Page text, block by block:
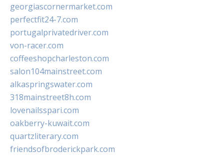
georgiascornermarket.com
perfectfit24-7.com
portugalprivatedriver.com
von-racer.com
coffeeshopcharleston.com
salon104mainstreet.com
alkaspringswater.com
318mainstreet8h.com
lovenailsspari.com
oakberry-kuwait.com
quartzliterary.com
friendsofbroderickpark.com